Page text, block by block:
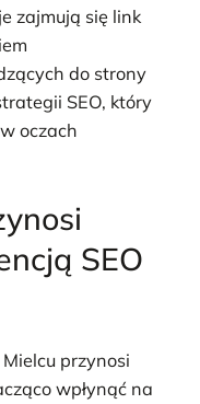
zajmują się link
do strony
SEO, który
oczach
SEO
przynosi
wpłynąć na